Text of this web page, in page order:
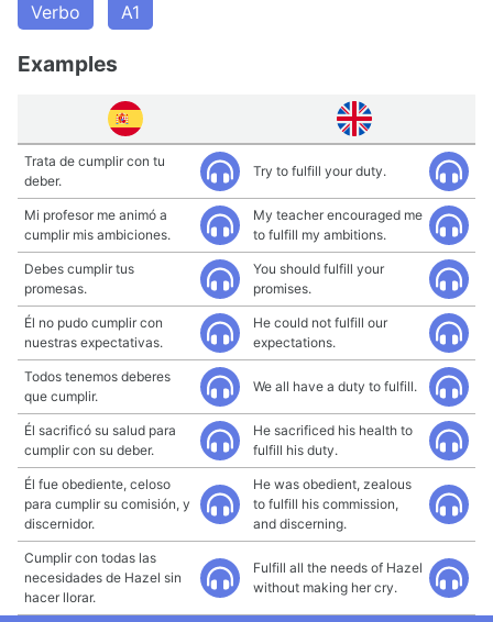
Verbo A1
Examples
Trata de cumplir con tu
deber.
Try to fulfill your duty.
Mi profesor me animó a
cumplir mis ambiciones.
My teacher encouraged me
to fulfill my ambitions.
Debes cumplir tus
promesas.
You should fulfill your
promises.
Él no pudo cumplir con
nuestras expectativas.
He could not fulfill our
expectations.
Todos tenemos deberes
que cumplir.
We all have a duty to fulfill.
Él sacrificó su salud para
cumplir con su deber.
He sacrificed his health to
fulfill his duty.
Él fue obediente, celoso
para cumplir su comisión, y
discernidor.
He was obedient, zealous
to fulfill his commission,
and discerning.
Cumplir con todas las
necesidades de Hazel sin
hacer llorar.
Fulfill all the needs of Hazel
without making her cry.